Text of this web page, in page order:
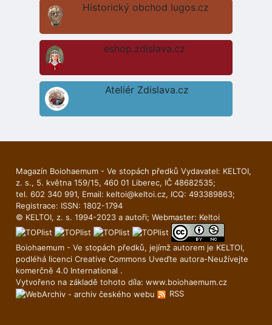
Historický obchod lugos.cz
eshop.zdislava.cz
Ateliér Zdislava.cz
Magazín Boiohaemum - Ve stopách předků Vydavatel: KELTOI,
z. s., 5. května 159/15, 460 01 Liberec, IČ 48682535;
tel. 602 340 991, Email: keltoi@keltoi.cz, ICQ: 493389863;
Registrace: ISSN: 1802-1794
© KELTOI, z. s. 1994-2023 a autoři; Webmaster: Keltoi
Boiohaemum - Ve stopách předků, jejímž autorem je KELTOI,
podléhá licenci Creative Commons Uveďte autora-Neuží­vejte
komerčně 4.0 International .
Vytvořeno na základě tohoto díla: www.boiohaemum.cz
RSS